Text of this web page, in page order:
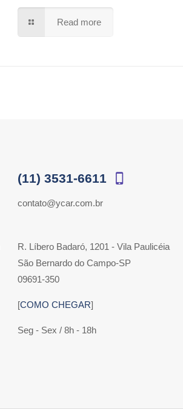
Read more
(11) 3531-6611
contato@ycar.com.br
R. Líbero Badaró, 1201 - Vila Paulicéia
São Bernardo do Campo-SP
09691-350
[COMO CHEGAR]
Seg - Sex / 8h - 18h